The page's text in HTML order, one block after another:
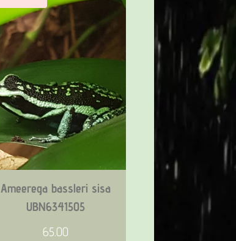
Bekijk product
Ameerega bassleri sisa
UBN6341505
65.00